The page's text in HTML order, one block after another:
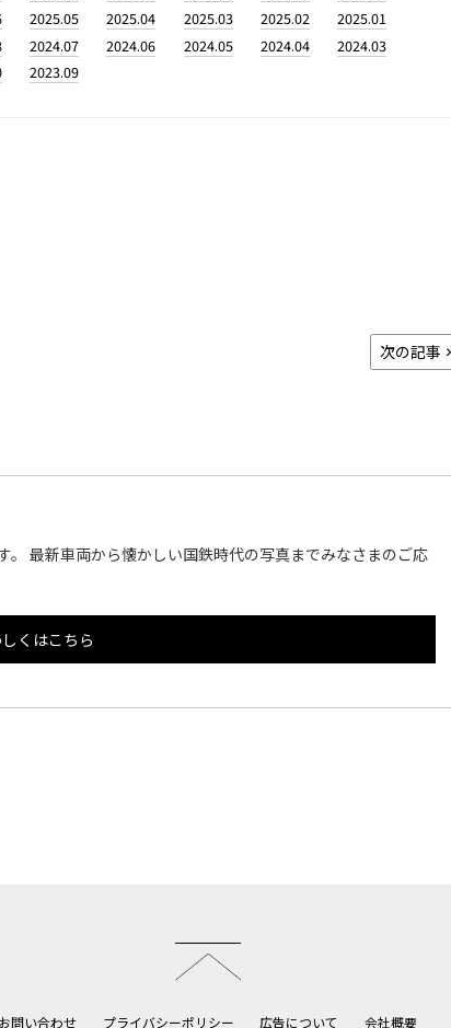
2025.05 2025.04 2025.03 2025.02
2025.01
2024.07 2024.06 2024.05 2024.04
2024.03
2023.09
次の記事
最新車両から懐かしい国鉄時代の写真までみなさまのご応
しくはこちら
お問い合わせ プライバシーポリシー 広告について 会社概要